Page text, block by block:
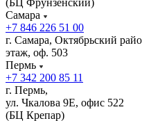
(БЦ Фрунзенский)
Самара
+7 846 226 51 00
г. Самара, Октябрьский
этаж, оф. 503
Пермь
+7 342 200 85 11
г. Пермь,
ул. Чкалова 9Е, офис 522
(БЦ Крепар)